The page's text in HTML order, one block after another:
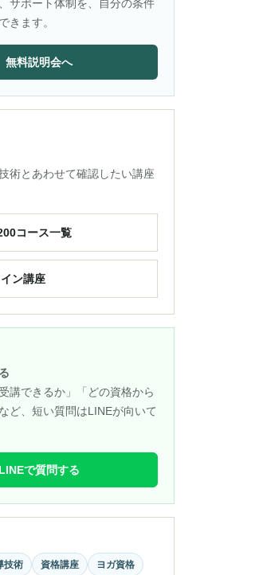
サポート体制を、自分の条件
きます。
無料説明会へ
術とあわせて確認したい講座
コース一覧
ン講座
講できるか」「どの資格から
ど、短い質問はLINEが向いて
LINEで質問する
技術 資格講座 ヨガ資格